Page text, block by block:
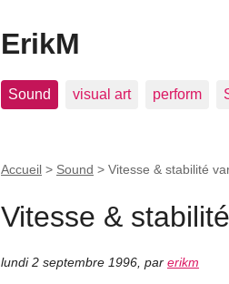
ErikM
Sound visual art perform
Accueil > Sound > Vitesse & stabilité
Vitesse &
lundi 2 septembre 1996 par erikm